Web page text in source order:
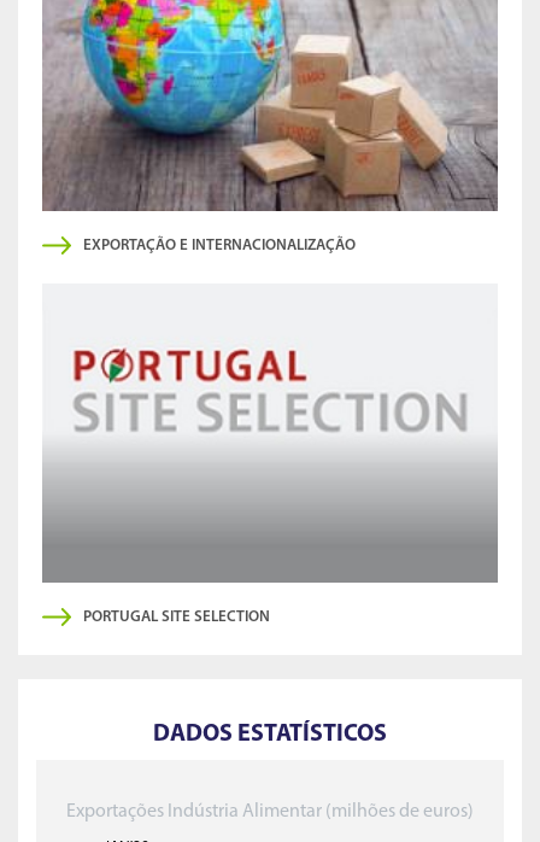
EXPORTAÇÃO E INTERNACIONALIZAÇÃO
PORTUGAL SITE SELECTION
DADOS ESTATÍSTICOS
Exportações Indústria Alimentar (milhões de euros)